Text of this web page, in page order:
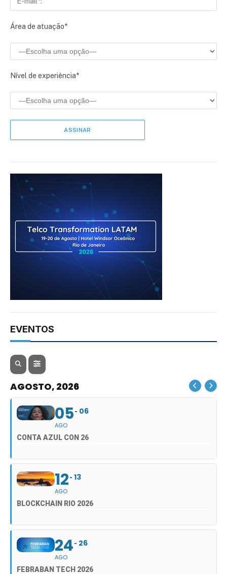
Área de atuação*
Nível de experiência*
EVENTOS
AGOSTO, 2026
05
AGO
06
CONTA AZUL CON 26
12
AGO
13
BLOCKCHAIN RIO 2026
24
AGO
26
FEBRABAN TECH 2026